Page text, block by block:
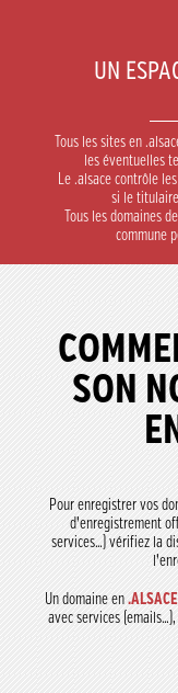
UN
Tous les sites en
les éventuelles
Le .alsace contrôle
si le titulaire
Tous les domaines
commune
SON
Pour enregistrer vos
d’enregistrement
services…) vérifiez la
Un domaine en .ALSACE
avec services